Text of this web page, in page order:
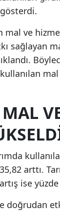
ve
sağlayan
arttı.
ise
doğrudan